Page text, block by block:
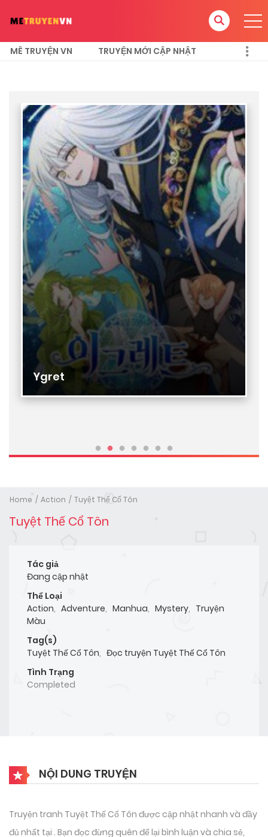
MÊ TRUYỆN VN TRUYỆN MỚI CẬP NHẬT
Ygret
Home Action Tuyệt Thế Cổ Tôn
Tuyệt Thế Cổ Tôn
Tác giả
Đang cập nhật
Thể Loại
Action, Adventure, Manhua, Mystery, Truyện
Màu
Tag(s)
Tuyệt Thế Cổ Tôn, Đọc truyện Tuyệt Thế Cổ Tôn
Tình Trạng
Completed
NỘI DUNG TRUYỆN
Truyện tranh Tuyệt Thế Cổ Tôn được cập nhật nhanh và đầy
đủ nhất tại . Bạn đọc đừng quên để lại bình luận và chia sẻ,